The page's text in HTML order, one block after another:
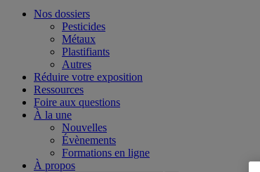
Nos dossiers
Pesticides
Métaux
Plastifiants
Autres
Réduire votre exposition
Ressources
Foire aux questions
À la une
Nouvelles
Évènements
Formations en ligne
À propos